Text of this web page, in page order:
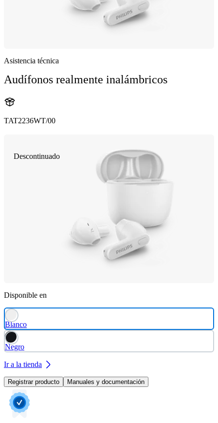
Asistencia técnica
Audífonos realmente inalámbricos
TAT2236WT/00
Descontinuado
Disponible en
Blanco
Negro
Ir a la tienda
Registrar producto Manuales y documentación